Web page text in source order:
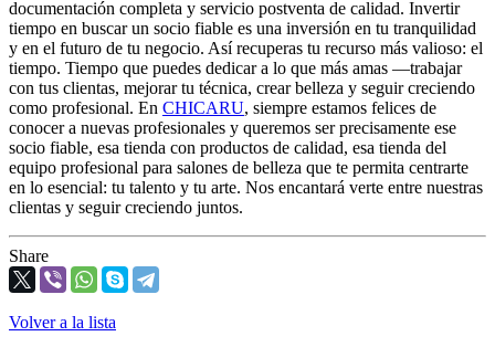
documentación completa y servicio postventa de calidad. Invertir
tiempo en buscar un socio fiable es una inversión en tu tranquilidad
y en el futuro de tu negocio. Así recuperas tu recurso más valioso: el
tiempo. Tiempo que puedes dedicar a lo que más amas —trabajar
con tus clientas, mejorar tu técnica, crear belleza y seguir creciendo
como profesional. En CHICARU, siempre estamos felices de
conocer a nuevas profesionales y queremos ser precisamente ese
socio fiable, esa tienda con productos de calidad, esa tienda del
equipo profesional para salones de belleza que te permita centrarte
en lo esencial: tu talento y tu arte. Nos encantará verte entre nuestras
clientas y seguir creciendo juntos.
Share
Volver a la lista